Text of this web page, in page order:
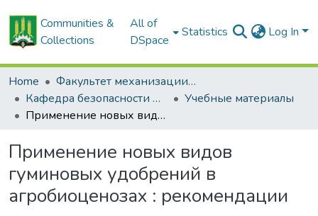
Communities &
Collections
All of
DSpace
Statistics Log In
Home
Факультет механизации сельского хозяйства
Кафедра безопасности жизнедеятельности
Учебные материалы
Применение новых видов гуминовых удобрений в агробиоценозах : рекомендации
Применение новых видов
гуминовых удобрений в
агробиоценозах : рекомендации